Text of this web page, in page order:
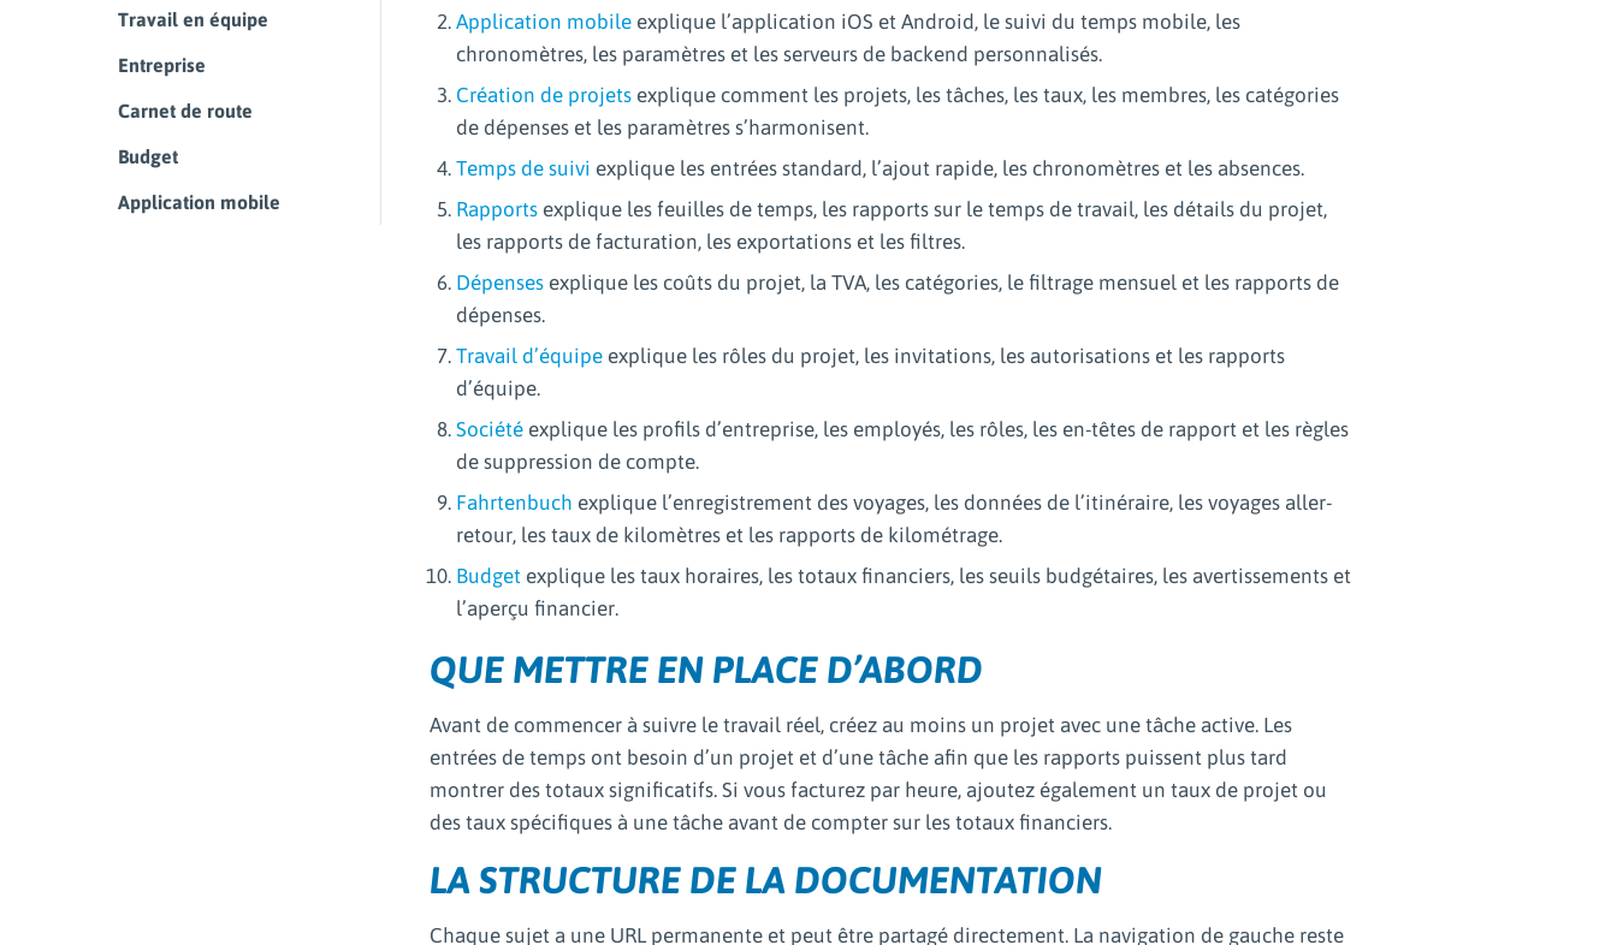
Travail en équipe
Entreprise
Carnet de route
Budget
Application mobile
Application mobile explique l’application iOS et Android, le suivi du temps mobile, les
chronomètres, les paramètres et les serveurs de backend personnalisés.
Création de projets explique comment les projets, les tâches, les taux, les membres, les catégories
de dépenses et les paramètres s’harmonisent.
Temps de suivi explique les entrées standard, l’ajout rapide, les chronomètres et les absences.
Rapports explique les feuilles de temps, les rapports sur le temps de travail, les détails du projet,
les rapports de facturation, les exportations et les filtres.
Dépenses explique les coûts du projet, la TVA, les catégories, le filtrage mensuel et les rapports de
dépenses.
Travail d’équipe explique les rôles du projet, les invitations, les autorisations et les rapports
d’équipe.
Société explique les profils d’entreprise, les employés, les rôles, les en-têtes de rapport et les règles
de suppression de compte.
Fahrtenbuch explique l’enregistrement des voyages, les données de l’itinéraire, les voyages aller-
retour, les taux de kilomètres et les rapports de kilométrage.
Budget explique les taux horaires, les totaux financiers, les seuils budgétaires, les avertissements et
l’aperçu financier.
QUE METTRE EN PLACE D’ABORD
Avant de commencer à suivre le travail réel, créez au moins un projet avec une tâche active. Les
entrées de temps ont besoin d’un projet et d’une tâche afin que les rapports puissent plus tard
montrer des totaux significatifs. Si vous facturez par heure, ajoutez également un taux de projet ou
des taux spécifiques à une tâche avant de compter sur les totaux financiers.
LA STRUCTURE DE LA DOCUMENTATION
Chaque sujet a une URL permanente et peut être partagé directement. La navigation de gauche reste